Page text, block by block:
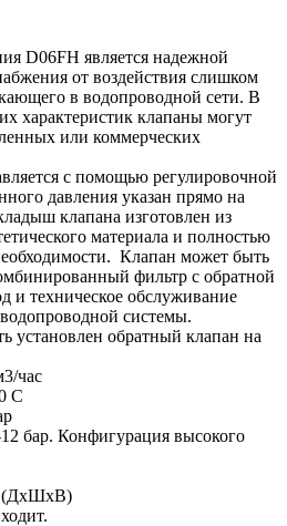
D06FН является надежной
от воздействия слишком
в водопроводной сети. В
характеристик клапаны могут
или коммерческих
с помощью регулировочной
давления указан прямо на
клапана изготовлен из
материала и полностью
Клапан может быть
фильтр с обратной
и техническое обслуживание
системы.
установлен обратный клапан на
час
С
бар. Конфигурация высокого
(ДхШхВ)